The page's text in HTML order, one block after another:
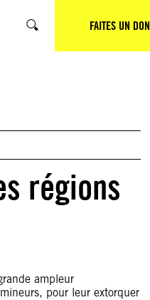
CHERCHER FAITES UN DON
régions
ampleur
pour leur extorquer